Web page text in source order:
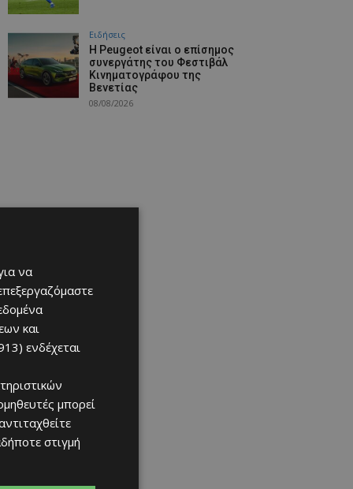
Ειδήσεις
Η Peugeot είναι ο επίσημος
συνεργάτης του Φεστιβάλ
Κινηματογράφου της
Βενετίας
08/08/2026
να
και
ενδέχεται
μπορεί
στιγμή